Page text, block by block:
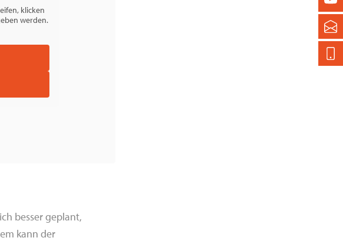
klicken
werden.
besser geplant,
kann der